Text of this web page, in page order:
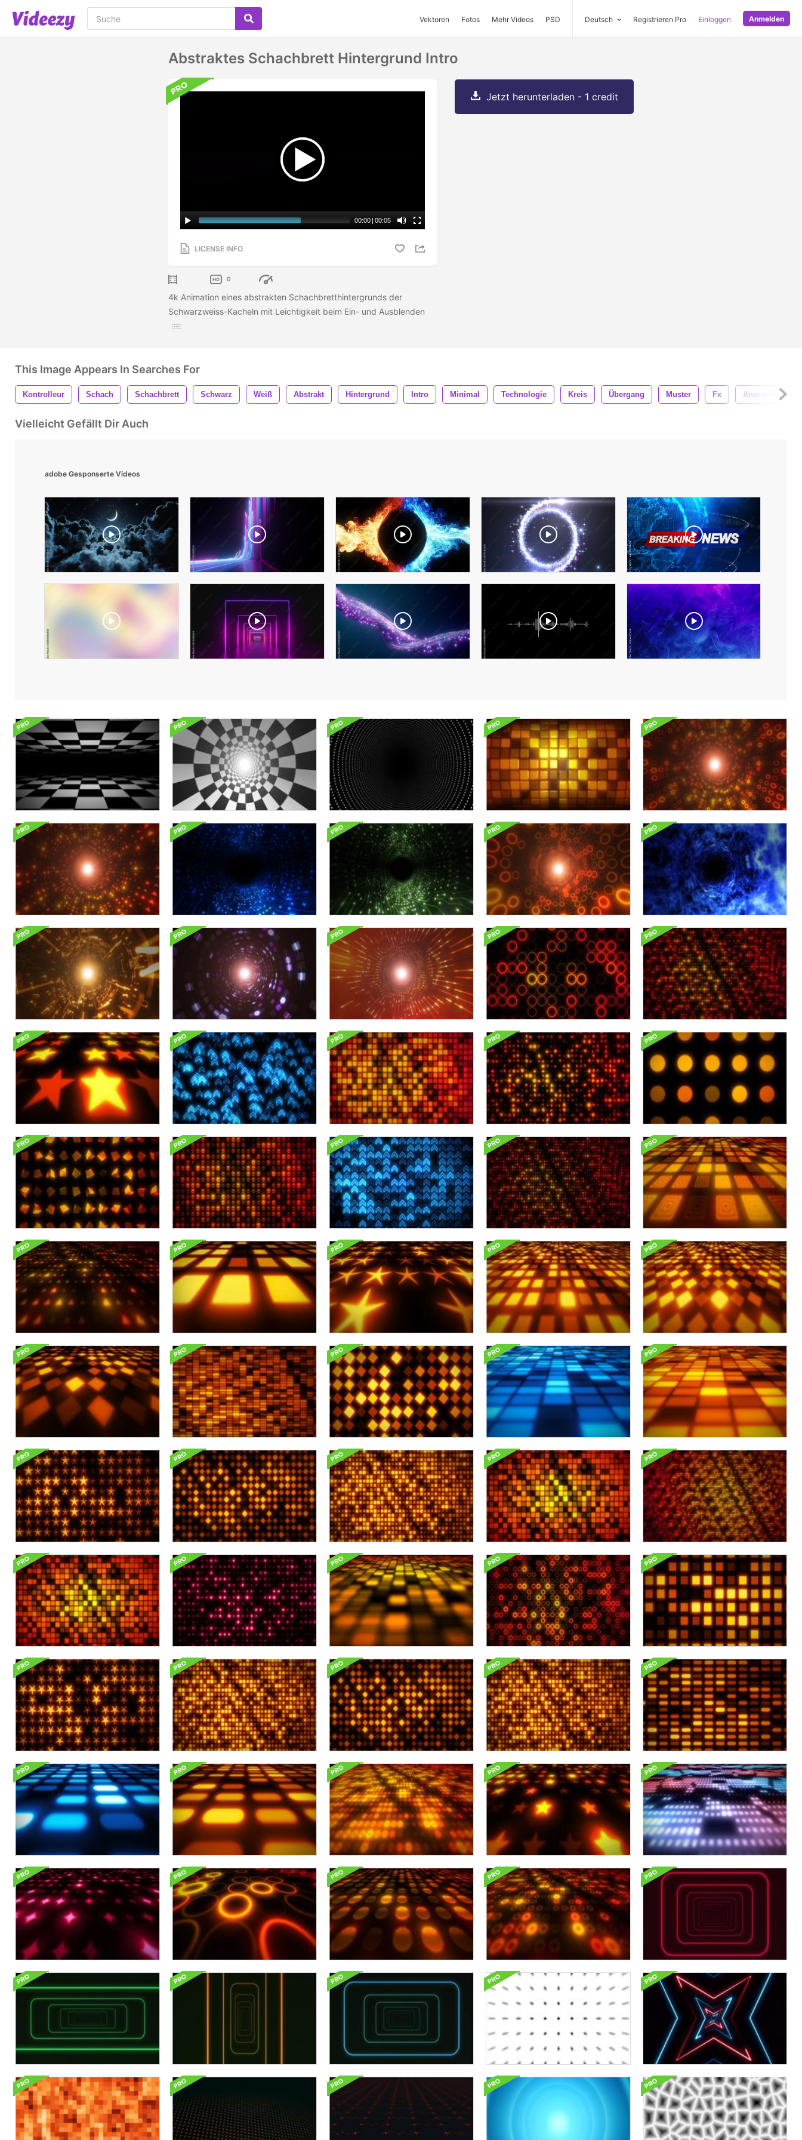
Vektoren Fotos Mehr Videos PSD Deutsch Registrieren Pro Einloggen Anmelden
Abstraktes Schachbrett Hintergrund Intro
00:00 | 00:05
LICENSE INFO
0
4k Animation eines abstrakten Schachbretthintergrunds der
Schwarzweiss-Kacheln mit Leichtigkeit beim Ein- und Ausblenden
Jetzt herunterladen - 1 credit
This Image Appears In Searches For
Kontrolleur Schach Schachbrett Schwarz Weiß Abstrakt Hintergrund Intro Minimal Technologie Kreis Übergang Muster Fx Animation
Vielleicht Gefällt Dir Auch
adobe Gesponserte Videos